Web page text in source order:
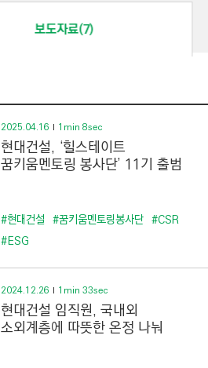
보도자료(7)
2025.04.16 1min 8sec
현대건설, ‘힐스테이트
꿈키움멘토링 봉사단’ 11기 출범
#현대건설 #꿈키움멘토링봉사단 #CSR
#ESG
2024.12.26 1min 33sec
현대건설 임직원, 국내외
소외계층에 따뜻한 온정 나눠